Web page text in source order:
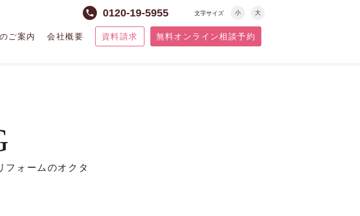
phone 0120-19-5955 文字サイズ 小 大
ご案内 会社概要 資料請求 無料オンライン相談予約
ォームのオクタ